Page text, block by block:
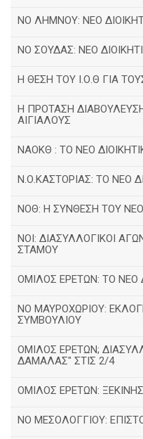
ΝΟ ΛΗΜΝΟΥ: ΝΕΟ
ΝΟ ΣΟΥΔΑΣ: NEO
Η ΘΕΣΗ ΤΟΥ Ι.Ο.Θ ΓΙΑ
Η ΠΡΟΤΑΣΗ
ΑΙΓΙΑΛΟΥΣ
ΝΑΟΚΘ : ΤΟ ΝΕΟ
Ν.Ο.ΚΑΣΤΟΡΙΑΣ: ΤΟ ΝΕΟ
ΝΟΘ: Η ΣΥΝΘΕΣΗ ΤΟΥ
ΝΟΙ: ΔΙΑΣΥΛΛΟΓΙΚΟΙ
ΣΤΑΜΟΥ
ΟΜΙΛΟΣ ΕΡΕΤΩΝ: ΤΟ ΝΕΟ
ΝΟ ΜΑΥΡΟΧΩΡΙΟΥ:
ΣΥΜΒΟΥΛΙΟΥ
ΟΜΙΛΟΣ ΕΡΕΤΩΝ;
ΔΑΜΑΛΑΣ" ΣΤΙΣ 2/4
ΟΜΙΛΟΣ ΕΡΕΤΩΝ:
ΝΟ ΜΕΣΟΛΟΓΓΙΟΥ: